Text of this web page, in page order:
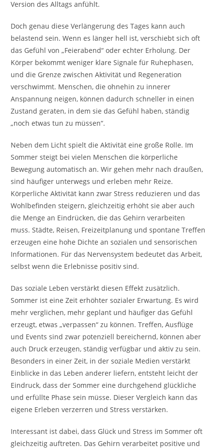
Version des Alltags anfühlt.
Doch genau diese Verlängerung des Tages kann auch
belastend sein. Wenn es länger hell ist, verschiebt sich oft
das Gefühl von „Feierabend“ oder echter Erholung. Der
Körper bekommt weniger klare Signale für Ruhephasen,
und die Grenze zwischen Aktivität und Regeneration
verschwimmt. Menschen, die ohnehin zu innerer
Anspannung neigen, können dadurch schneller in einen
Zustand geraten, in dem sie das Gefühl haben, ständig
„noch etwas tun zu müssen“.
Neben dem Licht spielt die Aktivität eine große Rolle. Im
Sommer steigt bei vielen Menschen die körperliche
Bewegung automatisch an. Wir gehen mehr nach draußen,
sind häufiger unterwegs und erleben mehr Reize.
Körperliche Aktivität kann zwar Stress reduzieren und das
Wohlbefinden steigern, gleichzeitig erhöht sie aber auch
die Menge an Eindrücken, die das Gehirn verarbeiten
muss. Städte, Reisen, Freizeitplanung und spontane Treffen
erzeugen eine hohe Dichte an sozialen und sensorischen
Informationen. Für das Nervensystem bedeutet das Arbeit,
selbst wenn die Erlebnisse positiv sind.
Das soziale Leben verstärkt diesen Effekt zusätzlich.
Sommer ist eine Zeit erhöhter sozialer Erwartung. Es wird
mehr verglichen, mehr geplant und häufiger das Gefühl
erzeugt, etwas „verpassen“ zu können. Treffen, Ausflüge
und Events sind zwar potenziell bereichernd, können aber
auch Druck erzeugen, ständig verfügbar und aktiv zu sein.
Besonders in einer Zeit, in der soziale Medien verstärkt
Einblicke in das Leben anderer liefern, entsteht leicht der
Eindruck, dass der Sommer eine durchgehend glückliche
und erfüllte Phase sein müsse. Dieser Vergleich kann das
eigene Erleben verzerren und Stress verstärken.
Interessant ist dabei, dass Glück und Stress im Sommer oft
gleichzeitig auftreten. Das Gehirn verarbeitet positive und